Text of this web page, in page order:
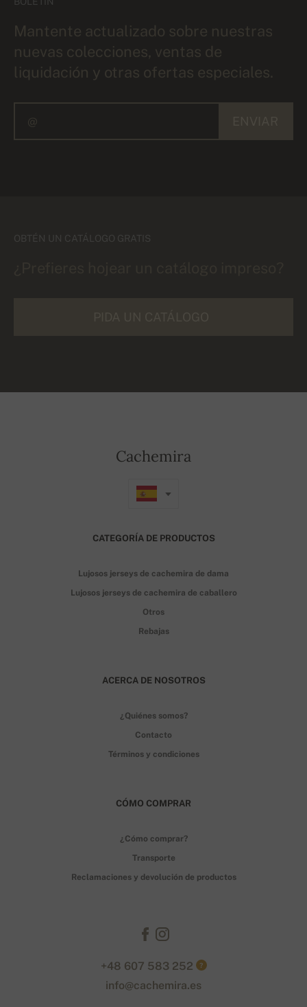
Mantente actualizado sobre nuestras
nuevas colecciones, ventas de
liquidación y otras ofertas especiales.
OBTÉN UN CATÁLOGO GRATIS
Cachemira
CATEGORÍA DE PRODUCTOS
Lujosos jerseys de cachemira de dama
Lujosos jerseys de cachemira de caballero
Otros
Rebajas
ACERCA DE NOSOTROS
¿Quiénes somos?
Contacto
Términos y condiciones
CÓMO COMPRAR
¿Cómo comprar?
Transporte
Reclamaciones y devolución de productos
+48 607 583 252 ?
info@cachemira.es